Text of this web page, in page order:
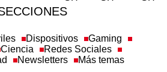
Dispositivos
Gaming
Ciencia
Redes Sociales
Newsletters Más temas